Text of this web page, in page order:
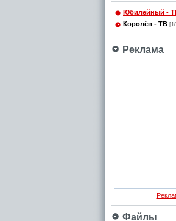
Юбилейный -
Королёв - ТВ
Реклама
Файлы